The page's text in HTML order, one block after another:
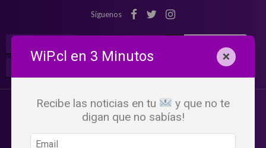
Síguenos
WiP.cl en 3 Minutos ×
Recibe las noticias en tu
y que no te
digan que no sabías!